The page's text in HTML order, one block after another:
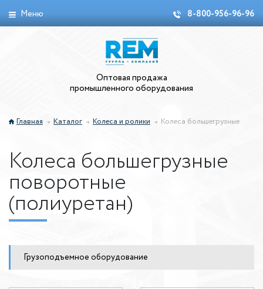
Меню 8-800-956-96-96
Оптовая продажа
промышленного оборудования
Главная Каталог Колеса и ролики Колеса большегрузные
Колеса большегрузные
поворотные
(полиуретан)
Грузоподъемное оборудование